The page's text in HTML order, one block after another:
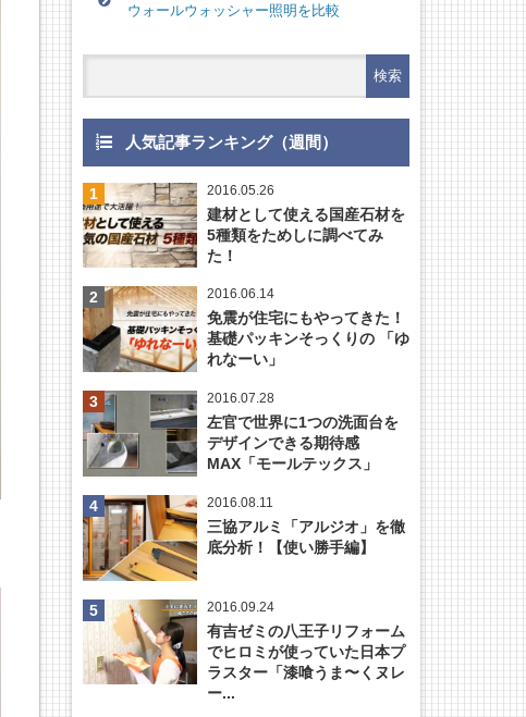
ウォールウォッシャー照明を比較
人気記事ランキング（週間）
2016.05.26
建材として使える国産石材を
5種類をためしに調べてみ
た！
2016.06.14
免震が住宅にもやってきた！
基礎パッキンそっくりの 「ゆ
れなーい」
2016.07.28
左官で世界に1つの洗面台を
デザインできる期待感
MAX「モールテックス」
2016.08.11
三協アルミ「アルジオ」を徹
底分析！【使い勝手編】
2016.09.24
有吉ゼミの八王子リフォーム
でヒロミが使っていた日本プ
ラスター「漆喰うま〜くヌレ
ー...